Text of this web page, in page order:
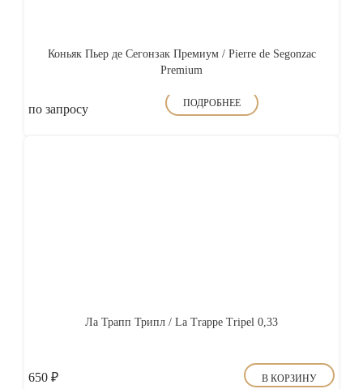
Коньяк Пьер де Сегонзак Премиум / Pierre de Segonzac
Premium
по запросу ПОДРОБНЕЕ
Ла Трапп Трипл / La Trappe Tripel 0,33
650 ₽ В КОРЗИНУ